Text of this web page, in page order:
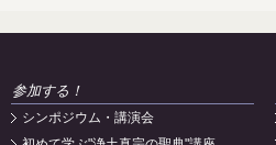
参加する！
シンポジウム・講演会